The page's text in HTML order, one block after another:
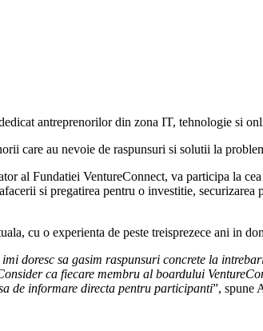
antreprenorilor din zona IT, tehnologie si
care au nevoie de raspunsuri si solutii la
al Fundatiei VentureConnect, va participa la
si pregatirea pentru o investitie,
cu o experienta de peste treisprezece ani in
doresc sa gasim raspunsuri concrete la
ca fiecare membru al boardului
de informare directa pentru participanti”, spune